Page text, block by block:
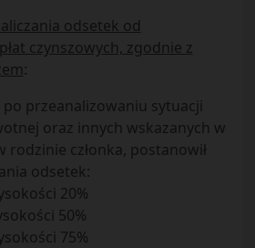
odsetek od
czynszowych, zgodnie z
:
przeanalizowaniu sytuacji
oraz innych wskazanych w
rodzinie członka, postanowił
odsetek:
20%
50%
75%